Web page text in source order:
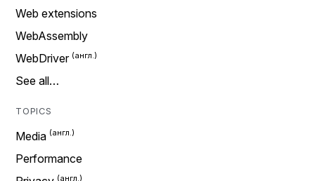
Web extensions
WebAssembly
WebDriver
See all…
TOPICS
Media
Performance